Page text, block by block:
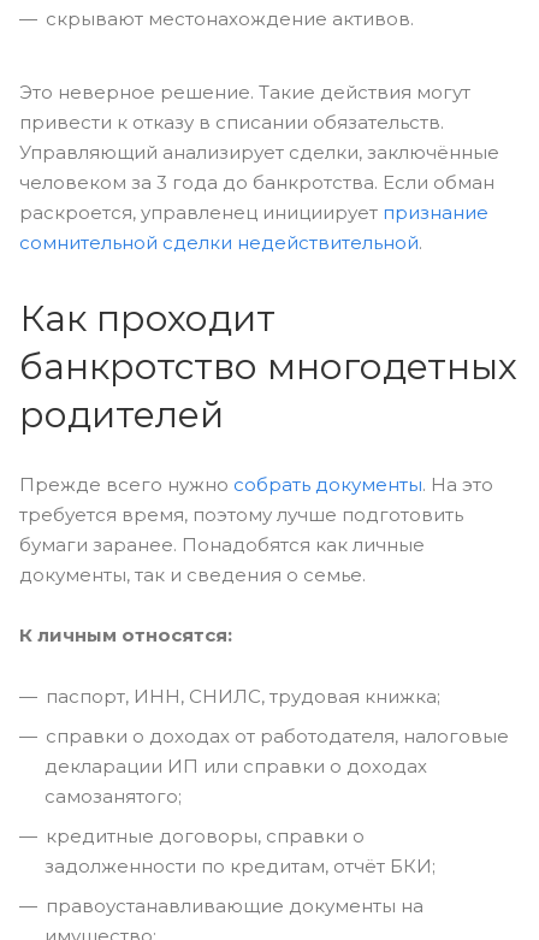
скрывают местонахождение активов.
Это неверное решение. Такие действия могут
привести к отказу в списании обязательств.
Управляющий анализирует сделки, заключённые
человеком за 3 года до банкротства. Если обман
раскроется, управленец инициирует признание
сомнительной сделки недействительной.
Как проходит
банкротство многодетных
родителей
Прежде всего нужно собрать документы. На это
требуется время, поэтому лучше подготовить
бумаги заранее. Понадобятся как личные
документы, так и сведения о семье.
К личным относятся:
паспорт, ИНН, СНИЛС, трудовая книжка;
справки о доходах от работодателя, налоговые
декларации ИП или справки о доходах
самозанятого;
кредитные договоры, справки о
задолженности по кредитам, отчёт БКИ;
правоустанавливающие документы на